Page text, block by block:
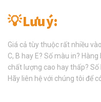
💡 Lưu ý:
Giá cả tùy thuộc rất nhiều
C, B hay E? Số màu in?
chất lượng cao hay thấp?
Hãy liên hệ với chúng tôi để